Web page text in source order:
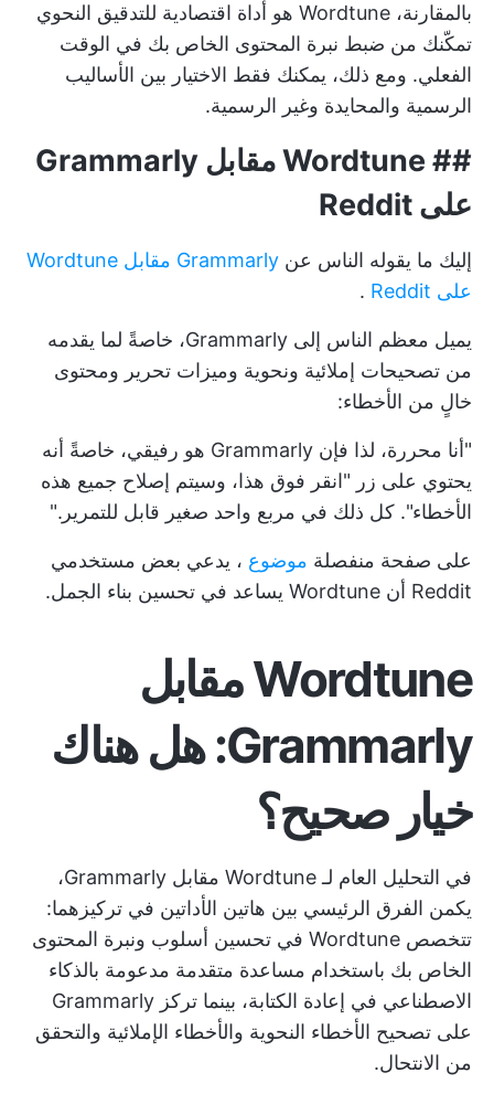
بالمقارنة، Wordtune هو أداة اقتصادية للتدقيق النحوي
تمكّنك من ضبط نبرة المحتوى الخاص بك في الوقت
الفعلي. ومع ذلك، يمكنك فقط الاختيار بين الأساليب
الرسمية والمحايدة وغير الرسمية.
## Wordtune مقابل Grammarly
على Reddit
إليك ما يقوله الناس عن
Grammarly مقابل Wordtune
على Reddit
.
يميل معظم الناس إلى Grammarly، خاصةً لما يقدمه
من تصحيحات إملائية ونحوية وميزات تحرير ومحتوى
خالٍ من الأخطاء:
"أنا محررة، لذا فإن Grammarly هو رفيقي، خاصةً أنه
يحتوي على زر "انقر فوق هذا، وسيتم إصلاح جميع هذه
الأخطاء". كل ذلك في مربع واحد صغير قابل للتمرير."
على صفحة منفصلة موضوع ، يدعي بعض مستخدمي
Reddit أن Wordtune يساعد في تحسين بناء الجمل.
Wordtune مقابل
Grammarly: هل هناك
خيار صحيح؟
في التحليل العام لـ Wordtune مقابل Grammarly،
يكمن الفرق الرئيسي بين هاتين الأداتين في تركيزهما:
تتخصص Wordtune في تحسين أسلوب ونبرة المحتوى
الخاص بك باستخدام مساعدة متقدمة مدعومة بالذكاء
الاصطناعي في إعادة الكتابة، بينما تركز Grammarly
على تصحيح الأخطاء النحوية والأخطاء الإملائية والتحقق
من الانتحال.